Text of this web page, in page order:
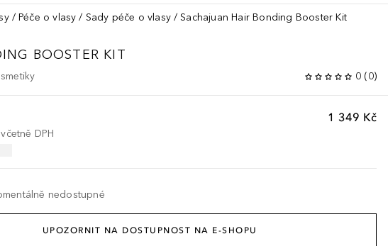
Péče o vlasy Sady péče o vlasy Sachajuan Hair Bonding Booster Kit
BOOSTER KIT
0 (0)
1 349 Kč
včetně DPH
nedostupné
UPOZORNIT NA DOSTUPNOST NA E-SHOPU